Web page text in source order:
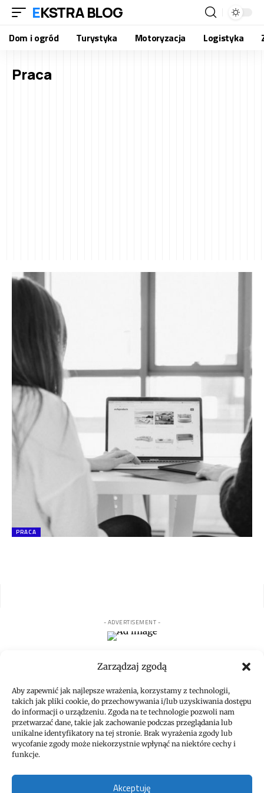
Zarządzaj zgodą
Aby zapewnić jak najlepsze wrażenia, korzystamy z technologii,
takich jak pliki cookie, do przechowywania i/lub uzyskiwania dostępu
do informacji o urządzeniu. Zgoda na te technologie pozwoli nam
przetwarzać dane, takie jak zachowanie podczas przeglądania lub
unikalne identyfikatory na tej stronie. Brak wyrażenia zgody lub
wycofanie zgody może niekorzystnie wpłynąć na niektóre cechy i
funkcje.
Akceptuję
EKSTRA BLOG
Dom i ogród Turystyka Motoryzacja Logistyka
Praca
PRACA
- ADVERTISEMENT -
- ADVERTISEMENT -